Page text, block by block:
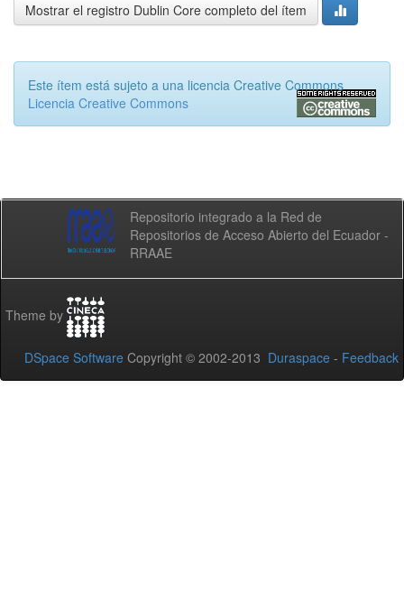
Mostrar el registro Dublin Core completo del ítem
Este ítem está sujeto a una licencia Creative Commons
Licencia Creative Commons
Repositorio integrado a la Red de
Repositorios de Acceso Abierto del Ecuador -
RRAAE
Theme by
DSpace Software Copyright © 2002-2013 Duraspace - Feedback